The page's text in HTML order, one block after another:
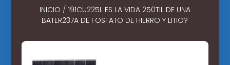
INICIO / 191CU225L ES LA VIDA 250TIL DE UNA
BATER237A DE FOSFATO DE HIERRO Y LITIO?